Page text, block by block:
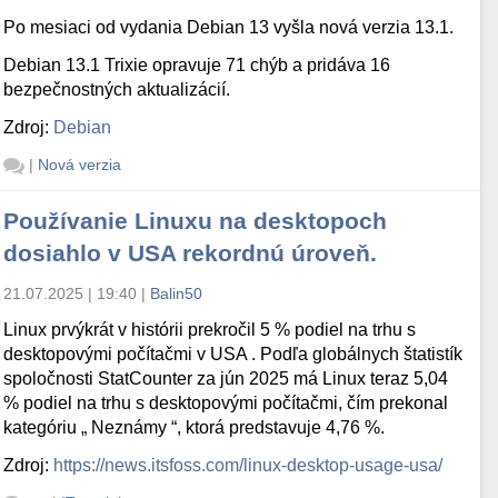
Po mesiaci od vydania Debian 13 vyšla nová verzia 13.1.
Debian 13.1 Trixie opravuje 71 chýb a pridáva 16
bezpečnostných aktualizácií.
Zdroj: Debian
| Nová verzia
Používanie Linuxu na desktopoch
dosiahlo v USA rekordnú úroveň.
21.07.2025 | 19:40 | Balin50
Linux prvýkrát v histórii prekročil 5 % podiel na trhu s
desktopovými počítačmi v USA . Podľa globálnych štatistík
spoločnosti StatCounter za jún 2025 má Linux teraz 5,04
% podiel na trhu s desktopovými počítačmi, čím prekonal
kategóriu „ Neznámy “, ktorá predstavuje 4,76 %.
Zdroj: https://news.itsfoss.com/linux-desktop-usage-usa/